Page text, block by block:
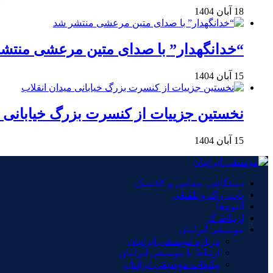
18 آبان 1404
“خدانگهدار” با صدای متین مرعشی
15 آبان 1404
نخستین جزییات از کنسرت بزرگ خیابانی
15 آبان 1404
دستگاهی، مقامی و کلاسیک
پاپ، راک و تلفیقی
آلبوم‌ها
ارتباط گر
موسیقی ایرانیان
درباره موسیقی ایرانیان
ارتباط با موسیقی ایرانیان
تبلیغات موسیقی ایرانیان